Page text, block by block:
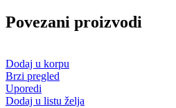
Povezani proizvodi
Dodaj u korpu
Brzi pregled
Uporedi
Dodaj u listu želja